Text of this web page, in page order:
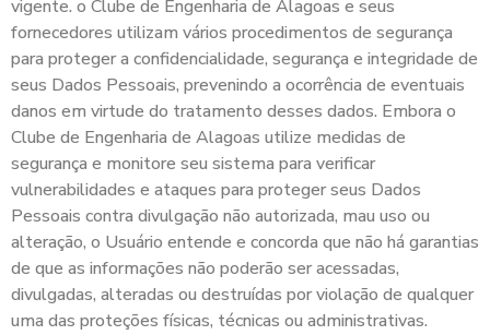
vigente. o Clube de Engenharia de Alagoas e seus
fornecedores utilizam vários procedimentos de segurança
para proteger a confidencialidade, segurança e integridade de
seus Dados Pessoais, prevenindo a ocorrência de eventuais
danos em virtude do tratamento desses dados. Embora o
Clube de Engenharia de Alagoas utilize medidas de
segurança e monitore seu sistema para verificar
vulnerabilidades e ataques para proteger seus Dados
Pessoais contra divulgação não autorizada, mau uso ou
alteração, o Usuário entende e concorda que não há garantias
de que as informações não poderão ser acessadas,
divulgadas, alteradas ou destruídas por violação de qualquer
uma das proteções físicas, técnicas ou administrativas.